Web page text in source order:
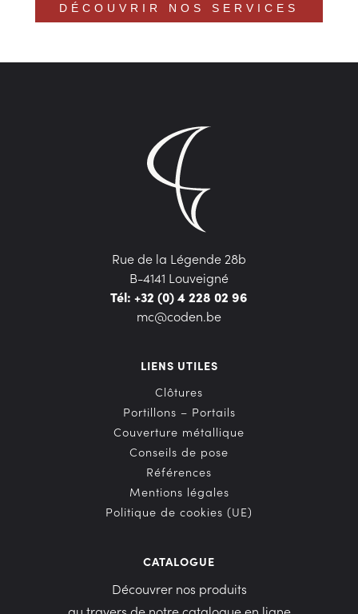
DÉCOUVRIR NOS SERVICES
Rue de la Légende 28b
B-4141 Louveigné
Tél: +32 (0) 4 228 02 96
mc@coden.be
LIENS UTILES
Clôtures
Portillons – Portails
Couverture métallique
Conseils de pose
Références
Mentions légales
Politique de cookies (UE)
CATALOGUE
Découvrer nos produits